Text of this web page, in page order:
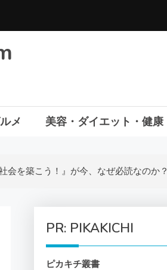
メ 美容・ダイエット・健康
会を築こう！』が今、なぜ必読なのか？
PR: PIKAKICHI
ピカキチ叢書